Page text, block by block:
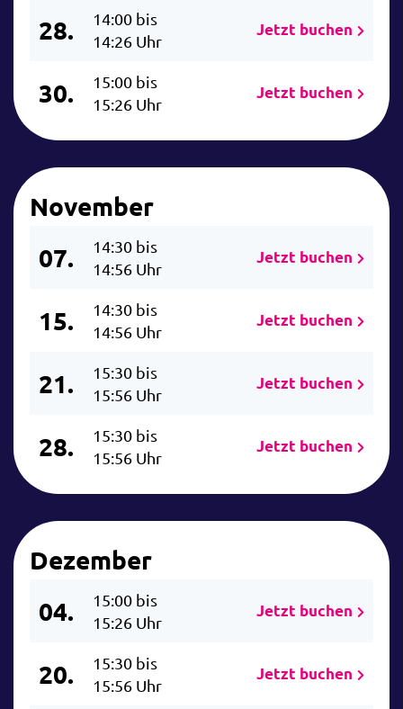
28.
14:00 bis
14:26 Uhr
Jetzt buchen
30.
15:00 bis
15:26 Uhr
Jetzt buchen
November
07.
14:30 bis
14:56 Uhr
Jetzt buchen
15.
14:30 bis
14:56 Uhr
Jetzt buchen
21.
15:30 bis
15:56 Uhr
Jetzt buchen
28.
15:30 bis
15:56 Uhr
Jetzt buchen
Dezember
04.
15:00 bis
15:26 Uhr
Jetzt buchen
20.
15:30 bis
15:56 Uhr
Jetzt buchen